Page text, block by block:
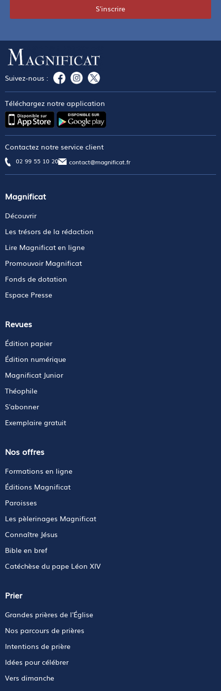
S'inscrire
Suivez-nous :
Téléchargez notre application
Contactez notre service client
02 99 55 10 20 contact@magnificat.fr
Magnificat
Découvrir
Les trésors de la rédaction
Lire Magnificat en ligne
Promouvoir Magnificat
Fonds de dotation
Espace Presse
Revues
Édition papier
Édition numérique
Magnificat Junior
Théophile
S'abonner
Exemplaire gratuit
Nos offres
Formations en ligne
Éditions Magnificat
Paroisses
Les pèlerinages Magnificat
Connaître Jésus
Bible en bref
Catéchèse du pape Léon XIV
Prier
Grandes prières de l'Église
Nos parcours de prières
Intentions de prière
Idées pour célébrer
Vers dimanche